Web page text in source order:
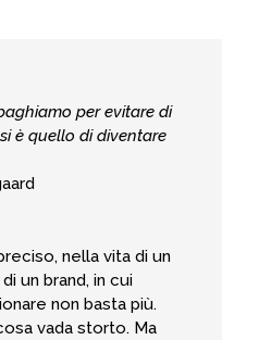
per evitare di
è quello di diventare
nella vita di un
un brand, in cui
non basta più.
vada storto. Ma